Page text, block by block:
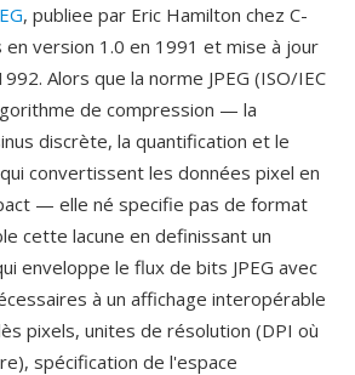
, publiee par Eric Hamilton chez C-
version 1.0 en 1991 et mise à jour
Alors que la norme JPEG (ISO/IEC
de compression — la
discrète, la quantification et le
convertissent les données pixel en
— elle né specifie pas de format
cette lacune en definissant un
enveloppe le flux de bits JPEG avec
à un affichage interopérable
pixels, unites de résolution (DPI où
spécification de l'espace